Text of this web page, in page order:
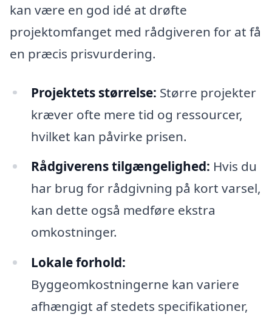
kan være en god idé at drøfte
projektomfanget med rådgiveren for at få
en præcis prisvurdering.
Projektets størrelse: Større projekter
kræver ofte mere tid og ressourcer,
hvilket kan påvirke prisen.
Rådgiverens tilgængelighed: Hvis du
har brug for rådgivning på kort varsel,
kan dette også medføre ekstra
omkostninger.
Lokale forhold:
Byggeomkostningerne kan variere
afhængigt af stedets specifikationer,